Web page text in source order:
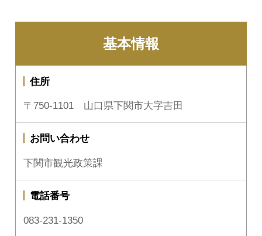
基本情報
住所
〒750-1101 山口県下関市大字吉田
お問い合わせ
下関市観光政策課
電話番号
083-231-1350